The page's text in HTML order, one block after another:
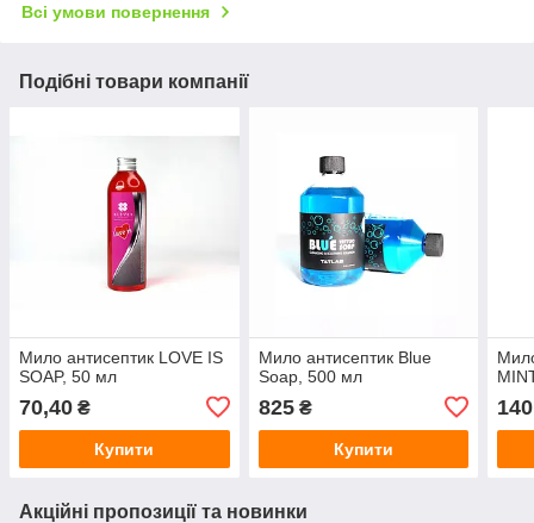
Всі умови повернення
Подібні товари компанії
Мило антисептик LOVE IS
SOAP, 50 мл
70,40 ₴
Купити
Мило антисептик Blue
Soap, 500 мл
825₴
Купити
Акційні пропозиції та новинки